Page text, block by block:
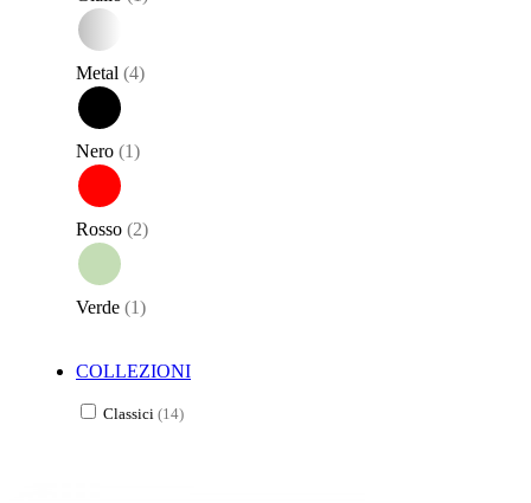
Metal (4)
Nero (1)
Rosso (2)
Verde (1)
COLLEZIONI
Classici (14)